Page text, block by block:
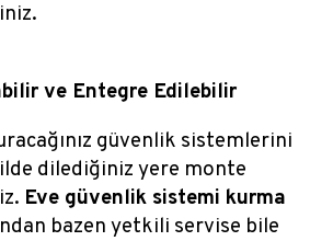
ve Entegre Edilebilir
güvenlik sistemlerini
dilediğiniz yere monte
Eve güvenlik sistemi kurma
bazen yetkili servise bile